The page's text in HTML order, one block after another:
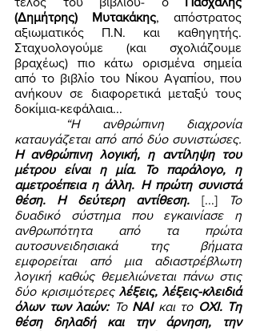
(Δημήτρης) Μυτακάκης, απόστρατος
αξιωματικός Π.Ν. και καθηγητής.
Σταχυολογούμε (και σχολιάζουμε
βραχέως) πιο κάτω ορισμένα σημεία
από το βιβλίο του Νίκου Αγαπίου, που
ανήκουν σε διαφορετικά μεταξύ τους
δοκίμια-κεφάλαια...
“Η ανθρώπινη διαχρονία
Η ανθρώπινη λογική, η αντίληψη του
μέτρου είναι η μία. Το παράλογο, η
αμετροέπεια η άλλη. Η πρώτη συνιστά
θέση. Η δεύτερη αντίθεση. [...]
Το
δυαδικό σύστημα που εγκαινίασε η
ανθρωπότητα από τα πρώτα
αυτοσυνειδησιακά της βήματα
εμφορείται από μια αδιαστρέβλωτη
λογική καθώς θεμελιώνεται πάνω στις
δύο κρισιμότερες λέξεις, λέξεις-κλειδιά
όλων των λαών: Το ΝΑΙ και το ΟΧΙ. Τη
θέση δηλαδή και την άρνηση, την